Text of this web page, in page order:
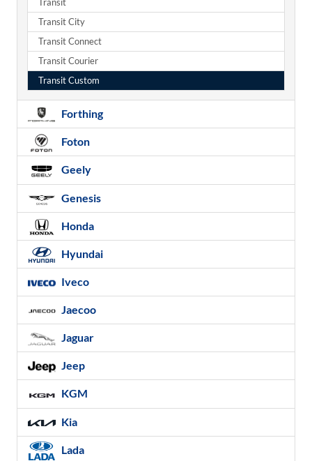
Transit
Transit City
Transit Connect
Transit Courier
Transit Custom
Forthing
Foton
Geely
Genesis
Honda
Hyundai
Iveco
Jaecoo
Jaguar
Jeep
KGM
Kia
Lada